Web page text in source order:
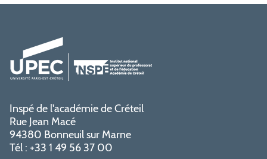
Inspé de l'académie de Créteil
Rue Jean Macé
94380 Bonneuil sur Marne
Tél : +33 1 49 56 37 00